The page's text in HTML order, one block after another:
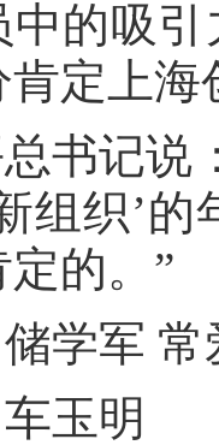
中的吸
肯定上
书记说
组织’
的。”
学军 常
玉明